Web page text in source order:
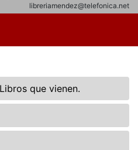
libreriamendez@telefonica.net
que vienen.